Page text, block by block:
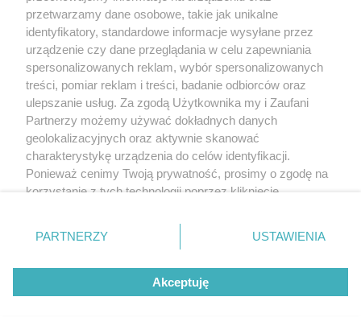
przetwarzamy dane osobowe, takie jak unikalne
identyfikatory, standardowe informacje wysyłane przez
urządzenie czy dane przeglądania w celu zapewniania
spersonalizowanych reklam, wybór spersonalizowanych
treści, pomiar reklam i treści, badanie odbiorców oraz
ulepszanie usług. Za zgodą Użytkownika my i Zaufani
Partnerzy możemy używać dokładnych danych
geolokalizacyjnych oraz aktywnie skanować
charakterystykę urządzenia do celów identyfikacji.
Ponieważ cenimy Twoją prywatność, prosimy o zgodę na
korzystanie z tych technologii poprzez kliknięcie
zmienić/wycofać klikając przycisk ustawień prywatności
znajdujący się w lewym dolnym rogu strony
rodzaje przetwarzania danych nie wymagają zgody
użytkownika, ale masz prawo sprzeciwić się takiemu
przetwarzaniu. Preferencje będą miały zastosowanie tylko
PARTNERZY USTAWIENIA
Akceptuję